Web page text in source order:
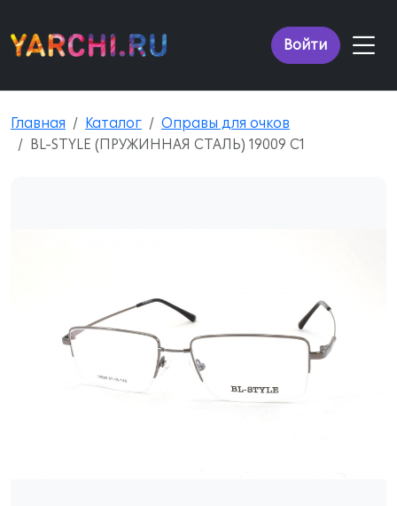
Войти
Главная Каталог
Оправы для очков
BL-STYLE (ПРУЖИННАЯ СТАЛЬ) 19009 C1